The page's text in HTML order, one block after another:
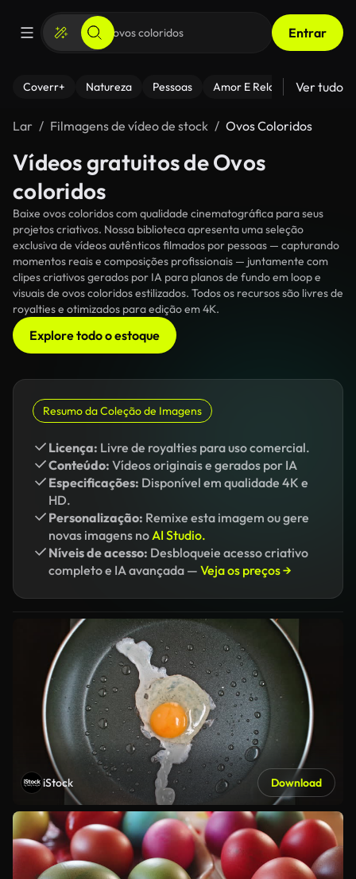
Entrar
Coverr+ Natureza Pessoas Amor E Relacionamentos
Ver tudo
Lar Filmagens de vídeo de stock Ovos Coloridos
Vídeos gratuitos de Ovos
coloridos
Baixe ovos coloridos com qualidade cinematográfica para seus
projetos criativos. Nossa biblioteca apresenta uma seleção
exclusiva de vídeos autênticos filmados por pessoas — capturando
momentos reais e composições profissionais — juntamente com
clipes criativos gerados por IA para planos de fundo em loop e
visuais de ovos coloridos estilizados. Todos os recursos são livres de
royalties e otimizados para edição em 4K.
Explore todo o estoque
Resumo da Coleção de Imagens
Licença: Livre de royalties para uso comercial.
Conteúdo: Vídeos originais e gerados por IA
Especificações: Disponível em qualidade 4K e
HD.
Personalização: Remixe esta imagem ou gere
novas imagens noAI Studio.
Níveis de acesso: Desbloqueie acesso criativo
completo e IA avançada — Veja os preços →
iStock Download